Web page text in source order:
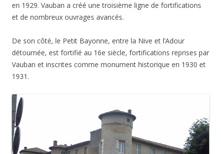
en 1929. Vauban a créé une troisième ligne de fortifications
et de nombreux ouvrages avancés.
De son côté, le Petit Bayonne, entre la Nive et l’Adour
détournée, est fortifié au 16e siècle, fortifications reprises par
Vauban et inscrites comme monument historique en 1930 et
1931.